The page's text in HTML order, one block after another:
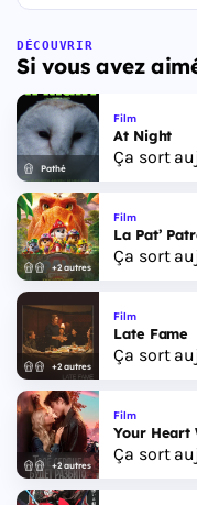
DÉCOUVRIR
Si vous avez
Pathé
Film
At Night
Ça sort
+2 autres
Film
La Pat’
Ça sort
+2 autres
Film
Late Fame
Ça sort
+2 autres
Film
Your Heart
Ça sort